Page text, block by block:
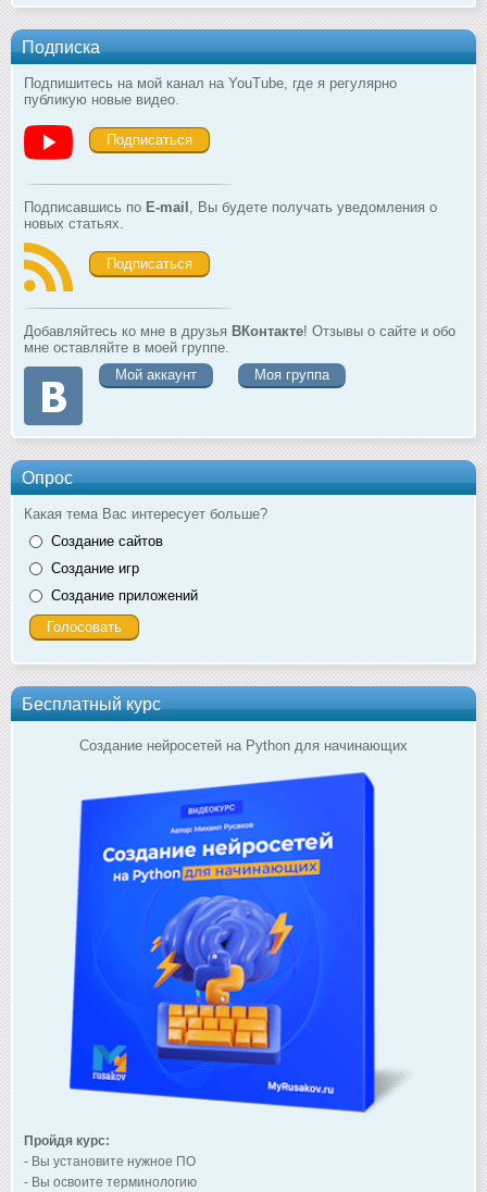
Подписка
Подпишитесь на мой канал на YouTube, где я регулярно
публикую новые видео.
Подписаться
Подписавшись по E-mail , Вы будете получать уведомления о
новых статьях.
Подписаться
Добавляйтесь ко мне в друзья ВКонтакте! Отзывы о сайте и обо
мне оставляйте в моей группе.
Мой аккаунт
Моя группа
Опрос
Какая тема Вас интересует больше?
Создание сайтов
Создание игр
Создание приложений
Бесплатный курс
Создание нейросетей на Python для начинающих
Пройдя курс:
- Вы установите нужное ПО
- Вы освоите терминологию